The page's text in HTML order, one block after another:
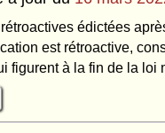
édictées
est rétroactive,
figurent à la fin de la loi